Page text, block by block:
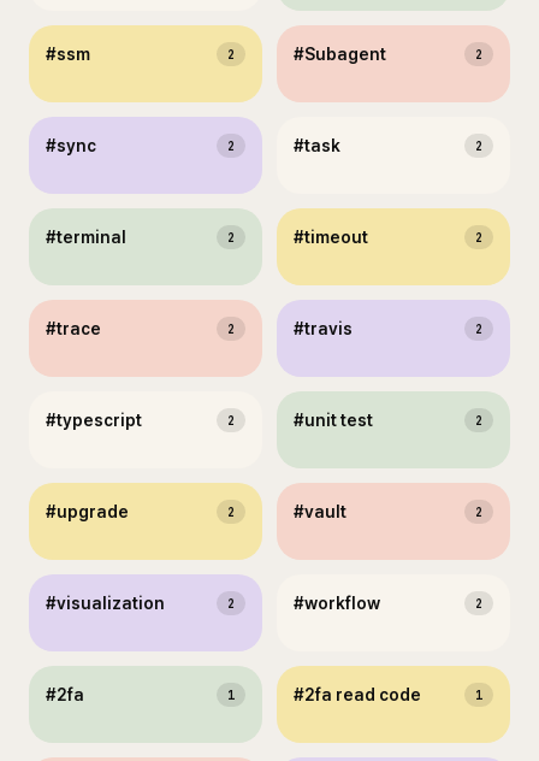
#ssm 2 #Subagent 2
#sync 2 #task 2
#terminal 2 #timeout 2
#trace 2 #travis 2
#typescript 2 #unit test 2
#upgrade 2 #vault 2
#visualization 2 #workflow 2
#2fa 1 #2fa read code 1